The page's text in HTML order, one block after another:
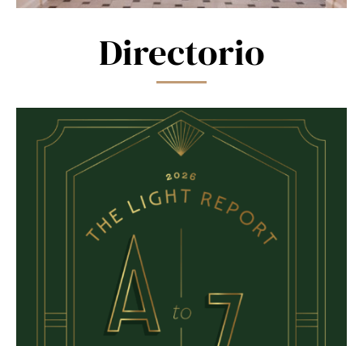
Directorio